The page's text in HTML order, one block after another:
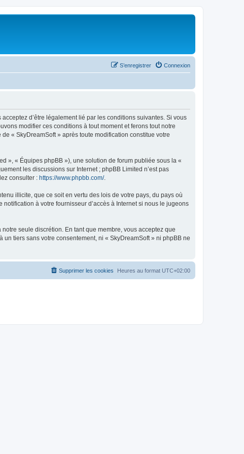
Connexion
S’enregistrer
d’être légalement lié par les conditions suivantes. Si vous
modifier ces conditions à tout moment et ferons tout notre
« SkyDreamSoft » après toute modification constitue votre
», « Équipes phpBB »), une solution de forum publiée sous la «
les discussions sur Internet ; phpBB Limited n’est pas
consulter : https://www.phpbb.com/.
illicite, que ce soit en vertu des lois de votre pays, du pays où
à votre fournisseur d’accès à Internet si nous le jugeons
seule discrétion. En tant que membre, vous acceptez que
tiers sans votre consentement, ni « SkyDreamSoft » ni phpBB ne
Heures au format UTC+02:00
Supprimer les cookies